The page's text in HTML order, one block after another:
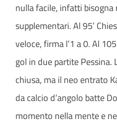
nulla facile, infatti bisogna
supplementari. Al 95’
veloce, firma l’1 a 0. Al
gol in due partite Pessina.
chiusa, ma il neo entrato
da calcio d’angolo batte
momento nella mente e